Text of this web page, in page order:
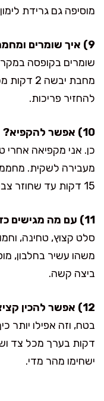
מוסיפה גם גרידת
9) איך שומרים ומחממים?
מחבת
להחזיר פריכות.
10) אפשר להקפיא?
כן. אני מקפיאה אחרי
15 דקות עד שחוזר צבע זהוב.
11) עם מה מגישים כדי להפוך את זה לארוחה?
סלט קצוץ, טחינה,
משהו עשיר בחלבון,
ביצה קשה.
12) אפשר להכין קציצות קטנות לילדים?
דקות בערך מכל צד
ישחימו מהר מדי.